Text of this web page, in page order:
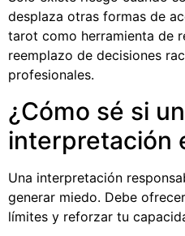
desplaza otras formas de
tarot como herramienta de
reemplazo de decisiones
profesionales.
¿Cómo sé si
interpretación
Una interpretación
generar miedo. Debe
límites y reforzar tu